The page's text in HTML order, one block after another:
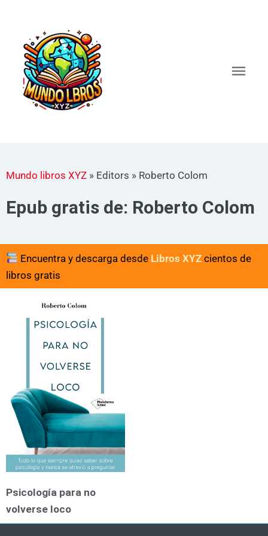
contenido
Mundo libros XYZ » Editors » Roberto Colom
Epub gratis de: Roberto Colom
Encuentra y descarga desde Libros XYZcientos de
libros gratis
Psicología para no
volverse loco